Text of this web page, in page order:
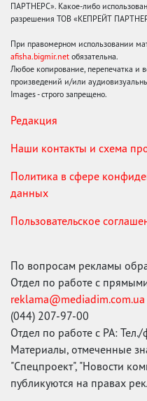
ПАРТНЕРС». Какое-либо
разрешения ТОВ «КЕПРЕЙТ
При правомерном использовании
afisha.bigmir.net обязательна.
Любое копирование, перепечатка и
произведений и/или
Images - строго запрещено.
Редакция
Наши контакты и схема
Политика в сфере
данных
Пользовательское
По вопросам рекламы
Отдел по работе с
reklama@mediadim.com.ua
(044) 207-97-00
Отдел по работе с РА:
Материалы, отмеченные
"Спецпроект", "Новости
публикуются на правах